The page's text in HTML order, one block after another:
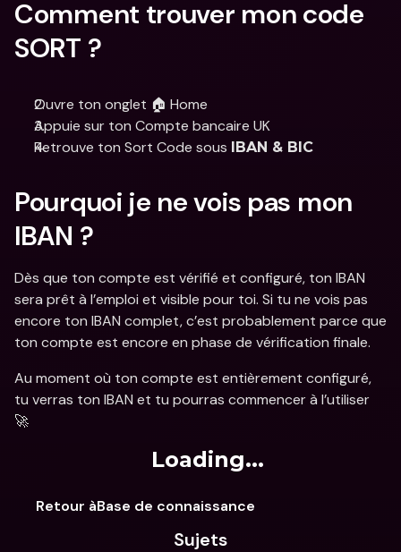
Comment trouver mon code
SORT ?
Ouvre ton onglet 🏠 Home
Appuie sur ton Compte bancaire UK
Retrouve ton Sort Code sous IBAN & BIC
Pourquoi je ne vois pas mon
IBAN ?
Dès que ton compte est vérifié et configuré, ton IBAN
sera prêt à l’emploi et visible pour toi. Si tu ne vois pas
encore ton IBAN complet, c’est probablement parce que
ton compte est encore en phase de vérification finale.
Au moment où ton compte est entièrement configuré,
tu verras ton IBAN et tu pourras commencer à l’utiliser
🚀
Loading...
Retour àBase de connaissance
Sujets